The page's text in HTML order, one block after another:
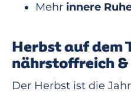
Mehr innere
Herbst auf dem
nährstoffreich
Der Herbst ist die